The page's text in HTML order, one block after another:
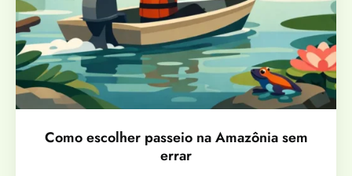
Como escolher passeio na Amazônia sem
errar